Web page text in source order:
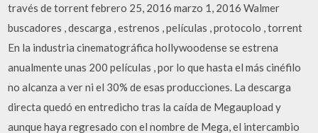
través de torrent febrero 25, 2016 marzo 1, 2016 Walmer
buscadores , descarga , estrenos , películas , protocolo , torrent
En la industria cinematográfica hollywoodense se estrena
anualmente unas 200 películas , por lo que hasta el más cinéfilo
no alcanza a ver ni el 30% de esas producciones. La descarga
directa quedó en entredicho tras la caída de Megaupload y
aunque haya regresado con el nombre de Mega, el intercambio